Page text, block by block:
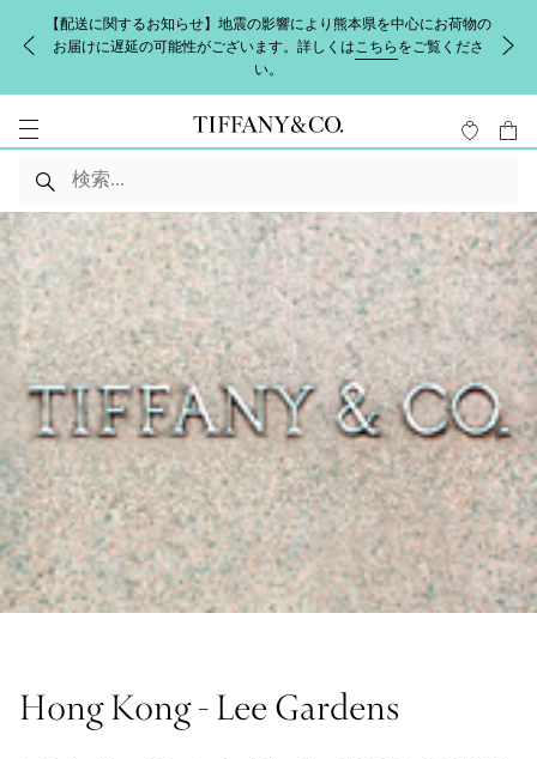
【配送に関するお知らせ】地震の影響により熊本県を中心にお荷物の
お届けに遅延の可能性がございます。詳しくはこちら をご覧くださ
い。
Hong Kong - Lee Gardens